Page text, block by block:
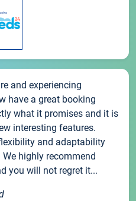
and experiencing
have a great booking
what it promises and it is
interesting features.
and adaptability
highly recommend
you will not regret it...